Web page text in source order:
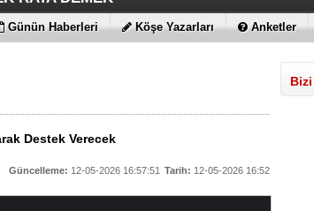
FATİHİ İLAN EDİLDİLER
MİLYONLARCA DOLARLIK EKONOMİK
Günün Haberleri Köşe Yazarları Anketler
Destek Verecek
Güncelleme: 12-05-2026 16:57:51 Tarih: 12-05-2026 16:52